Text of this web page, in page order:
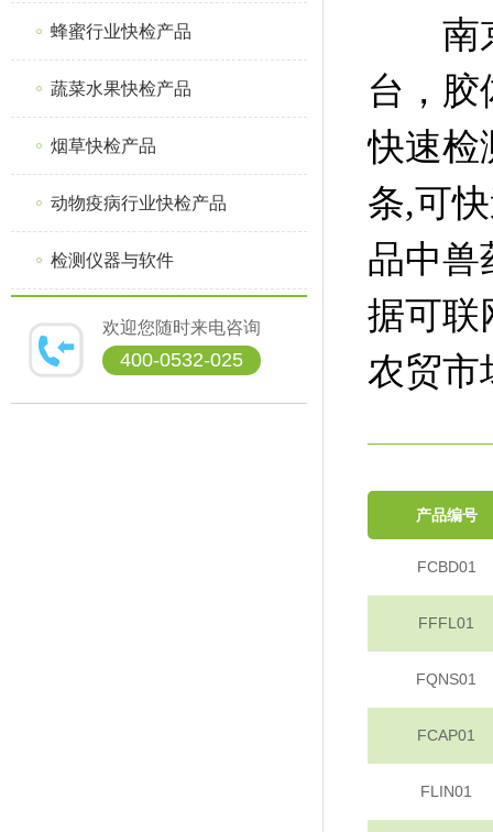
蜂蜜行业快检产品
蔬菜水果快检产品
烟草快检产品
动物疫病行业快检产品
检测仪器与软件
欢迎您随时来电咨询
400-0532-025
南京
台，胶
快速检
条,可
品中兽
据可联
农贸市
产品编号
FCBD01
FFFL01
FQNS01
FCAP01
FLIN01